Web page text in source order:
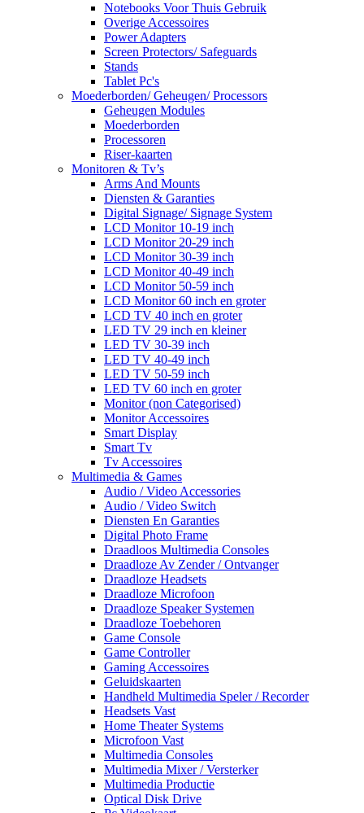
Notebooks Voor Thuis Gebruik
Overige Accessoires
Power Adapters
Screen Protectors/ Safeguards
Stands
Tablet Pc's
Moederborden/ Geheugen/ Processors
Geheugen Modules
Moederborden
Processoren
Riser-kaarten
Monitoren & Tv’s
Arms And Mounts
Diensten & Garanties
Digital Signage/ Signage System
LCD Monitor 10-19 inch
LCD Monitor 20-29 inch
LCD Monitor 30-39 inch
LCD Monitor 40-49 inch
LCD Monitor 50-59 inch
LCD Monitor 60 inch en groter
LCD TV 40 inch en groter
LED TV 29 inch en kleiner
LED TV 30-39 inch
LED TV 40-49 inch
LED TV 50-59 inch
LED TV 60 inch en groter
Monitor (non Categorised)
Monitor Accessoires
Smart Display
Smart Tv
Tv Accessoires
Multimedia & Games
Audio / Video Accessories
Audio / Video Switch
Diensten En Garanties
Digital Photo Frame
Draadloos Multimedia Consoles
Draadloze Av Zender / Ontvanger
Draadloze Headsets
Draadloze Microfoon
Draadloze Speaker Systemen
Draadloze Toebehoren
Game Console
Game Controller
Gaming Accessoires
Geluidskaarten
Handheld Multimedia Speler / Recorder
Headsets Vast
Home Theater Systems
Microfoon Vast
Multimedia Consoles
Multimedia Mixer / Versterker
Multimedia Productie
Optical Disk Drive